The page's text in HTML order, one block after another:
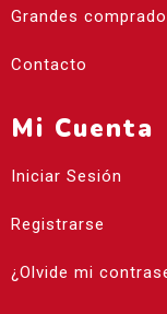
Grandes
Contacto
Mi Cuenta
Iniciar Sesión
Registrarse
¿Olvide mi